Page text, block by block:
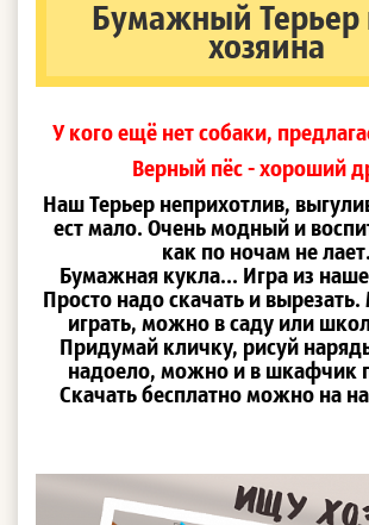
Бумажный Терьер
хозяина
У кого ещё нет собаки,
Верный пёс - хороший
Наш Терьер неприхотлив,
ест мало. Очень модный и
как по ночам не лает.
Бумажная кукла... Игра из
Просто надо скачать и
играть, можно в саду или
Придумай кличку, рисуй
надоело, можно и в шкафчик
Скачать бесплатно можно на